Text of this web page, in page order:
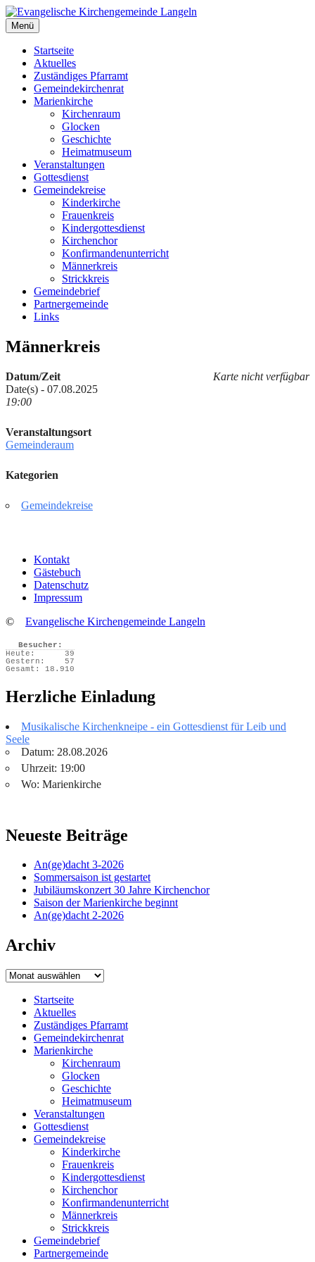
Zum
Inhalt
springen
Evangelische Kirchengemeinde Langeln
Evangelische Kirchengemeinde Langeln
Menü
Startseite
Aktuelles
Zuständiges Pfarramt
Gemeindekirchenrat
Marienkirche
Kirchenraum
Glocken
Geschichte
Heimatmuseum
Veranstaltungen
Gottesdienst
Gemeindekreise
Kinderkirche
Frauenkreis
Kindergottesdienst
Kirchenchor
Konfirmandenunterricht
Männerkreis
Strickkreis
Gemeindebrief
Partnergemeinde
Links
Männerkreis
Karte nicht verfügbar
Datum/Zeit
Date(s) - 07.08.2025
19:00
Veranstaltungsort
Gemeinderaum
Kategorien
Gemeindekreise
Kontakt
Gästebuch
Datenschutz
Impressum
© Evangelische Kirchengemeinde Langeln
Besucher:
Heute:
39
Gestern:
57
Gesamt:
18.910
Herzliche Einladung
Musikalische Kirchenkneipe - ein Gottesdienst für Leib und
Seele
Datum: 28.08.2026
Uhrzeit: 19:00
Wo: Marienkirche
Neueste Beiträge
An(ge)dacht 3-2026
Sommersaison ist gestartet
Jubiläumskonzert 30 Jahre Kirchenchor
Saison der Marienkirche beginnt
An(ge)dacht 2-2026
Archiv
Archiv
Startseite
Aktuelles
Zuständiges Pfarramt
Gemeindekirchenrat
Marienkirche
Kirchenraum
Glocken
Geschichte
Heimatmuseum
Veranstaltungen
Gottesdienst
Gemeindekreise
Kinderkirche
Frauenkreis
Kindergottesdienst
Kirchenchor
Konfirmandenunterricht
Männerkreis
Strickkreis
Gemeindebrief
Partnergemeinde